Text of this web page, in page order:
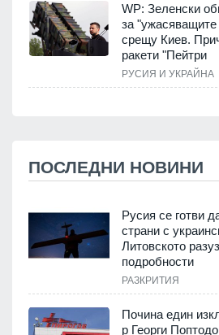
WP: Зеленски
за "ужасяващите
срещу Киев.
ракети "Пейтри
РУСИЯ И УКРАЙНА
ПОСЛЕДНИ НОВИНИ
Русия се готви
страни с
Литовското
подробности
РАЗКРИТИЯ
Почина един
р Георги